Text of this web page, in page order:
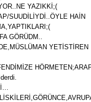
YAZIKKİ;(
SUUDİLİYDİ..ÖYLE HAİN
GÖRÜDM..
YETİSTİREN